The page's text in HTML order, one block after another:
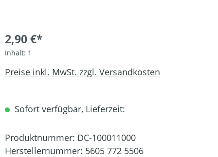
2,90 €*
Inhalt: 1
Preise inkl. MwSt. zzgl. Versandkosten
Sofort verfügbar, Lieferzeit:
Produktnummer: DC-100011000
Herstellernummer: 5605 772 5506